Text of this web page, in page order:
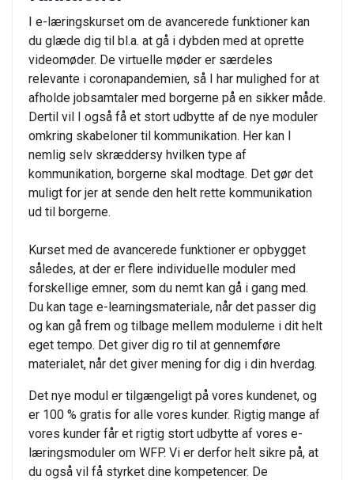
I e-læringskurset om de avancerede funktioner kan
du glæde dig til bl.a. at gå i dybden med at oprette
videomøder. De virtuelle møder er særdeles
relevante i coronapandemien, så I har mulighed for at
afholde jobsamtaler med borgerne på en sikker måde.
Dertil vil I også få et stort udbytte af de nye moduler
omkring skabeloner til kommunikation. Her kan I
nemlig selv skræddersy hvilken type af
kommunikation, borgerne skal modtage. Det gør det
muligt for jer at sende den helt rette kommunikation
ud til borgerne.
Kurset med de avancerede funktioner er opbygget
således, at der er flere individuelle moduler med
forskellige emner, som du nemt kan gå i gang med.
Du kan tage e-learningsmateriale, når det passer dig
og kan gå frem og tilbage mellem modulerne i dit helt
eget tempo. Det giver dig ro til at gennemføre
materialet, når det giver mening for dig i din hverdag.
Det nye modul er tilgængeligt på vores kundenet, og
er 100 % gratis for alle vores kunder. Rigtig mange af
vores kunder får et rigtig stort udbytte af vores e-
læringsmoduler om WFP. Vi er derfor helt sikre på, at
du også vil få styrket dine kompetencer. De